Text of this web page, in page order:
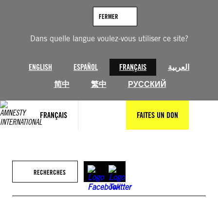
Dans quelle langue voulez-vous utiliser ce site?
ENGLISH ESPAÑOL FRANÇAIS
العربية
简中
繁中 РУССКИЙ
FERMER
FRANÇAIS FAITES UN DON
RECHERCHES